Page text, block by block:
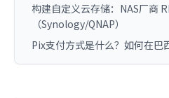
构建自定义云存储：NAS厂商
（Synology/QNAP）
Pix支付方式是什么？如何在巴